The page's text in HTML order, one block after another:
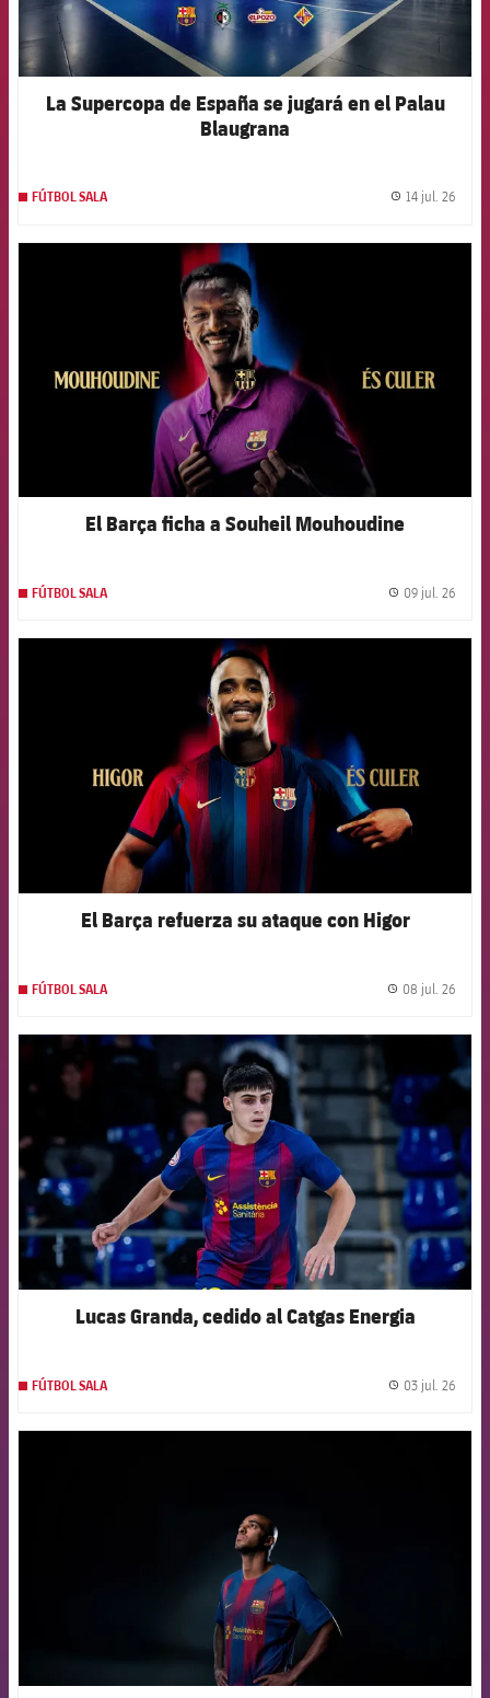
La Supercopa de España se jugará en el Palau
Blaugrana
FÚTBOL SALA 14 jul. 26
FCB Barcelona badge
El Barça ficha a Souheil Mouhoudine
FÚTBOL SALA 09 jul. 26
FCB Barcelona badge
El Barça refuerza su ataque con Higor
FÚTBOL SALA 08 jul. 26
FCB Barcelona badge
Lucas Granda, cedido al Catgas Energia
FÚTBOL SALA 03 jul. 26